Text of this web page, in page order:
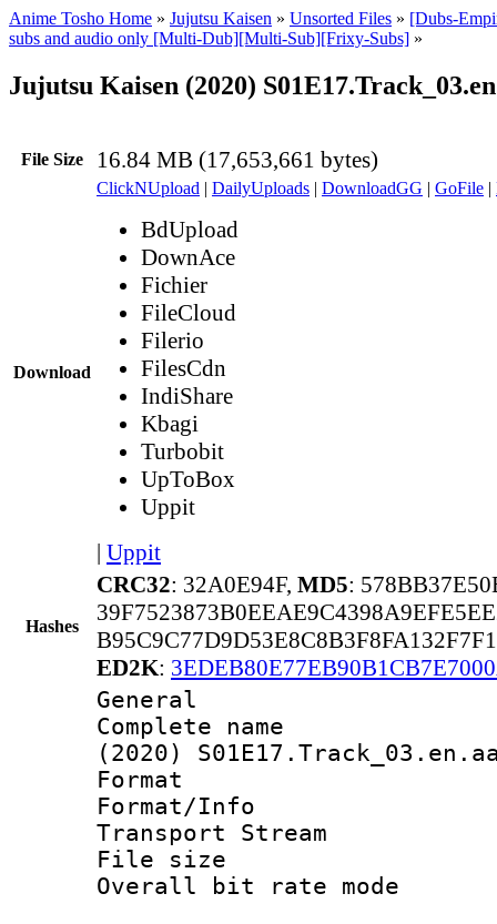
Anime Tosho Home » Jujutsu Kaisen » Unsorted Files » [Dubs-
subs and audio only [Multi-Dub][Multi-Sub][Frixy-Subs] »
Jujutsu Kaisen (2020)
File Size 16.84 MB (17,653,661 bytes)
Download
ClickNUpload | DailyUploads | DownloadGG | GoFile |
BdUpload
DownAce
Fichier
FileCloud
Filerio
FilesCdn
IndiShare
Kbagi
Turbobit
UpToBox
Uppit
| Uppit
Hashes
CRC32: 32A0E94F, MD5:
ED2K:
General
Complete
(2020)
Format :
Format/Info
Transport Stream
File size :
Overall bit rate